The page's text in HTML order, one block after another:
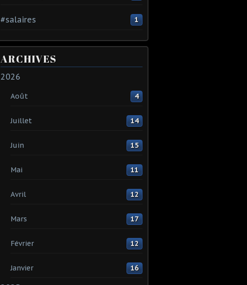
#salaires 1
ARCHIVES
2026
Août 4
Juillet 14
Juin 15
Mai 11
Avril 12
Mars 17
Février 12
Janvier 16